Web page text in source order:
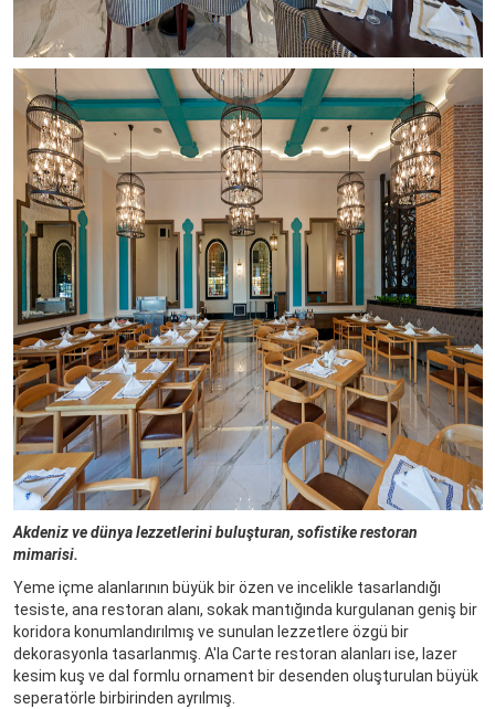
Akdeniz ve dünya lezzetlerini buluşturan, sofistike restoran
mimarisi.
Yeme içme alanlarının büyük bir özen ve incelikle tasarlandığı
tesiste, ana restoran alanı, sokak mantığında kurgulanan geniş bir
koridora konumlandırılmış ve sunulan lezzetlere özgü bir
dekorasyonla tasarlanmış. A'la Carte restoran alanları ise, lazer
kesim kuş ve dal formlu ornament bir desenden oluşturulan büyük
seperatörle birbirinden ayrılmış.